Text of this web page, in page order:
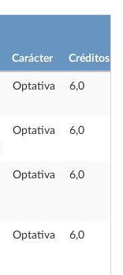
Carácter Créditos
Optativa 6,0
Optativa 6,0
Optativa 6,0
Optativa 6,0